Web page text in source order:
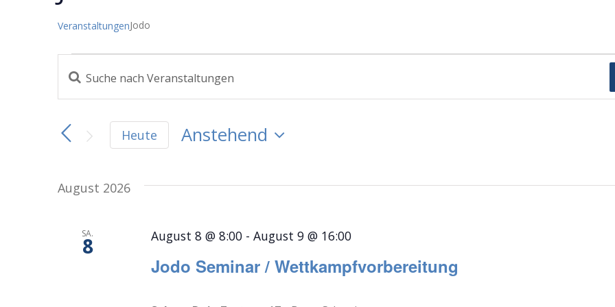
VeranstaltungenJodo
Veranstaltungen
Veranstaltungen
Suche
Ansichten,
Navigation
Bitte
Suche
nach
Heute
Anstehend
wählen.
August 2026
SA.
8
Jodo Seminar / Wettkampfvorbereitung
August 8 @ 8:00- August 9 @ 16:00